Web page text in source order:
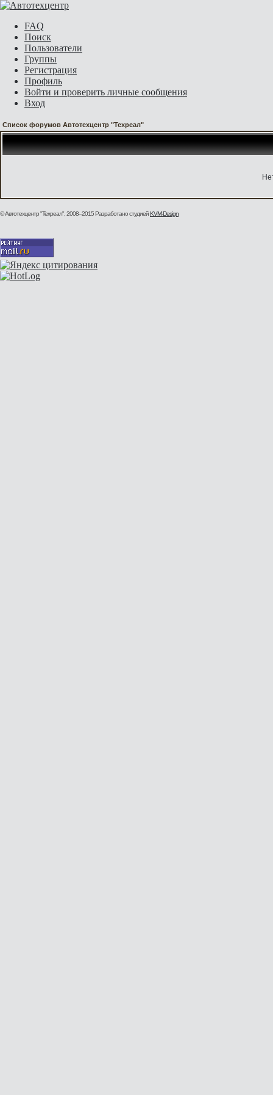
FAQ
Поиск
Пользователи
Группы
Регистрация
Профиль
Войти и проверить личные сообщения
Вход
Список форумов Автотехцентр "Техреал"
© Автотехцентр "Техреал", 2008–2015Разработано студиейKVM-Design